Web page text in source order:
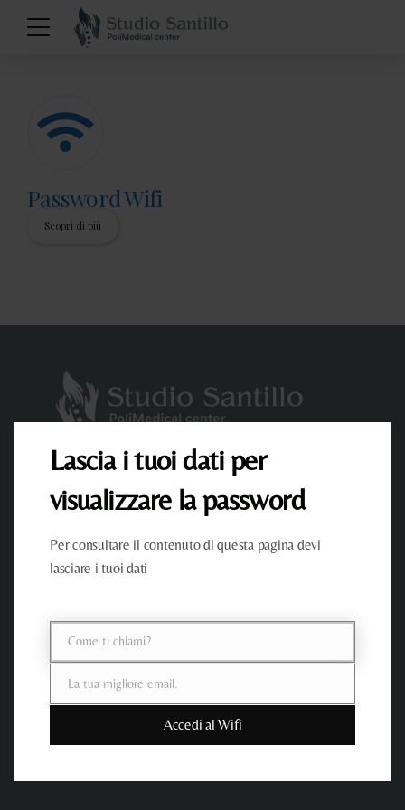
Password Wifi
Scopri di più
Bellezza, Salute e Sorrisi Perfetti: La tua destinazione per la
medicina estetica e odontoiatria di alta qualità.
Convenzioni
Lascia i tuoi dati per
visualizzare la password
Per consultare il contenuto di questa pagina devi
lasciare i tuoi dati
Nome
Come ti chiami?
Email
La tua migliore email.
Accedi al Wifi